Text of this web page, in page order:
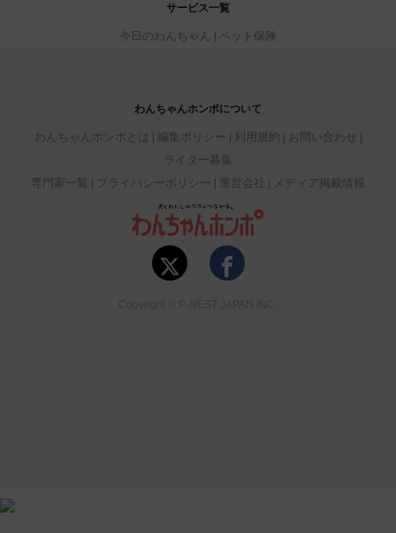
サービス一覧
今日のわんちゃん ペット保険
わんちゃんホンポについて
わんちゃんホンポとは 編集ポリシー 利用規約
お問い合わせ
ライター募集
専門家一覧
プライバシーポリシー 運営会社 メディア掲載情報